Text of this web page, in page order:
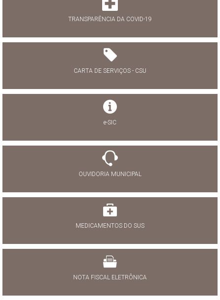
TRANSPARÊNCIA DA COVID-19
CARTA DE SERVIÇOS - CSU
e-SIC
OUVIDORIA MUNICIPAL
MEDICAMENTOS DO SUS
NOTA FISCAL ELETRÔNICA